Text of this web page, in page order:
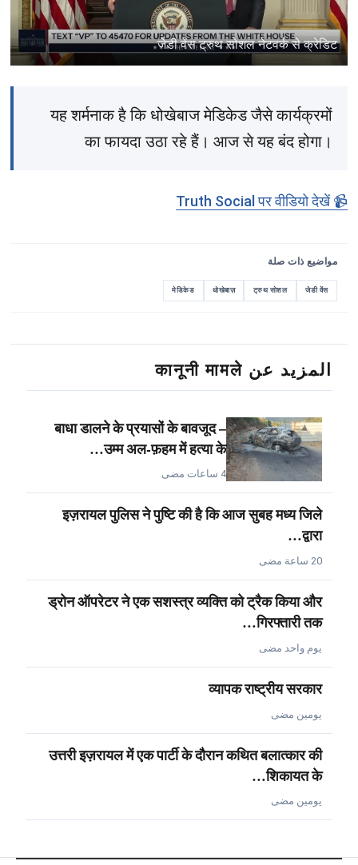
जेडी वेंस ट्रुथ सोशल नेटवर्क से क्रेडिट
यह शर्मनाक है कि धोखेबाज मेडिकेड जैसे कार्यक्रमों
का फायदा उठा रहे हैं। आज से यह बंद होगा।
📹 Truth Social पर वीडियो देखें
مواضيع ذات صلة
जेडी वेंस
ट्रुथ सोशल
धोखेबाज़
मेडिकेड
المزيد عن कानूनी मामले
बाधा डालने के प्रयासों के बावजूद –
उम्म अल-फ़हम में हत्या के…
4 ساعات مضى
इज़रायल पुलिस ने पुष्टि की है कि आज सुबह मध्य जिले
द्वारा…
20 ساعة مضى
ड्रोन ऑपरेटर ने एक सशस्त्र व्यक्ति को ट्रैक किया और
गिरफ्तारी तक…
يوم واحد مضى
व्यापक राष्ट्रीय सरकार
يومين مضى
उत्तरी इज़रायल में एक पार्टी के दौरान कथित बलात्कार की
शिकायत के…
يومين مضى